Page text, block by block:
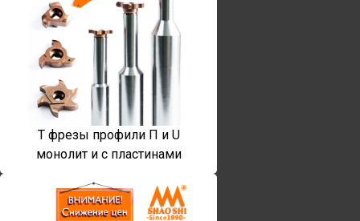
T фрезы профили П и U
монолит и с пластинами